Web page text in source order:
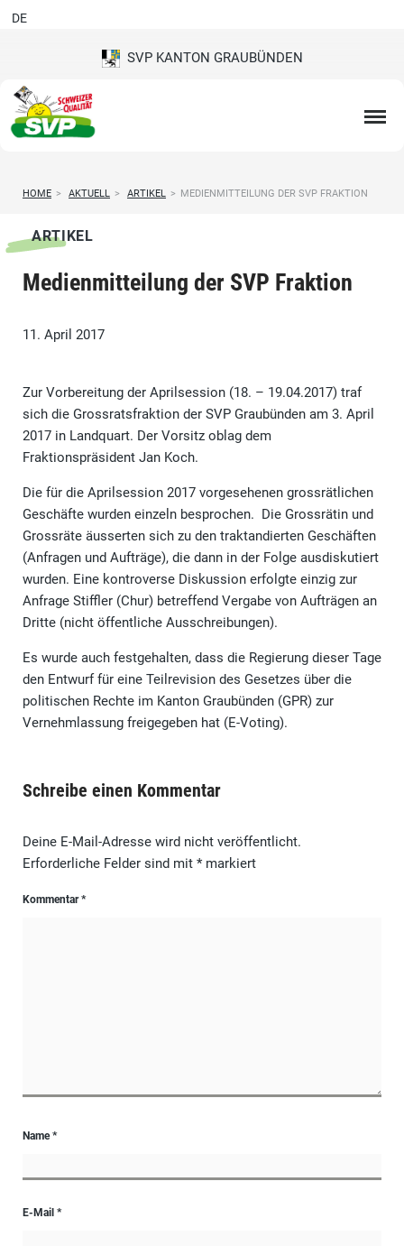
SVP KANTON GRAUBÜNDEN
DE
HOME > AKTUELL > ARTIKEL > MEDIENMITTEILUNG DER SVP FRAKTION
ARTIKEL
Medienmitteilung der SVP Fraktion
11. April 2017
Zur Vorbereitung der Aprilsession (18. – 19.04.2017) traf
sich die Grossratsfraktion der SVP Graubünden am 3. April
2017 in Landquart. Der Vorsitz oblag dem
Fraktionspräsident Jan Koch.
Die für die Aprilsession 2017 vorgesehenen grossrätlichen
Geschäfte wurden einzeln besprochen. Die Grossrätin und
Grossräte äusserten sich zu den traktandierten Geschäften
(Anfragen und Aufträge), die dann in der Folge ausdiskutiert
wurden. Eine kontroverse Diskussion erfolgte einzig zur
Anfrage Stiffler (Chur) betreffend Vergabe von Aufträgen an
Dritte (nicht öffentliche Ausschreibungen).
Es wurde auch festgehalten, dass die Regierung dieser Tage
den Entwurf für eine Teilrevision des Gesetzes über die
politischen Rechte im Kanton Graubünden (GPR) zur
Vernehmlassung freigegeben hat (E-Voting).
Schreibe einen Kommentar
Deine E-Mail-Adresse wird nicht veröffentlicht.
Erforderliche Felder sind mit *markiert
Kommentar*
Name*
E-Mail *